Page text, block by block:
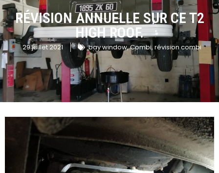
RÉVISION ANNUELLE SUR CE T2
HIGH ROOF.
29 juillet 2021 bay window,Combi,révision combi